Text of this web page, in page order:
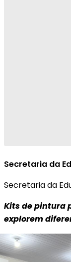
Secretaria da
Secretaria da
Kits de pintura
explorem